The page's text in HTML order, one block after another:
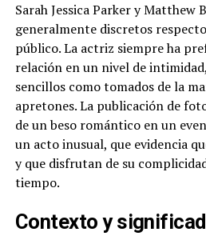
Sarah Jessica Parker y Matthew
generalmente discretos
público. La actriz siempre ha
relación en un nivel de
sencillos como tomados de la
apretones. La publicación de
de un beso romántico en un
un acto inusual, que evidencia
y que disfrutan de su
tiempo.
Contexto y